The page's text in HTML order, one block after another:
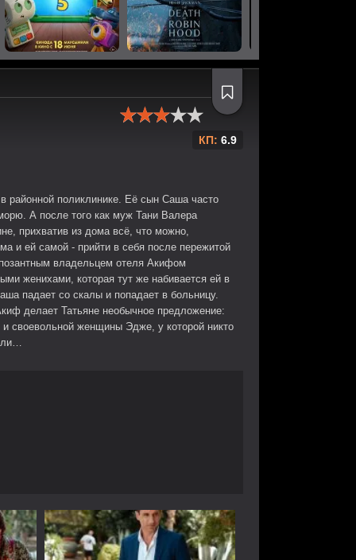
КП: 6.9
районной поликлинике. Её сын Саша часто
А после того как муж Тани Валера
прихватив из дома всё, что можно,
и ей самой - прийти в себя после пережитой
владельцем отеля Акифом
женихами, которая тут же набивается ей в
падает со скалы и попадает в больницу.
делает Татьяне необычное предложение:
и своевольной женщины Эдже, у которой никто